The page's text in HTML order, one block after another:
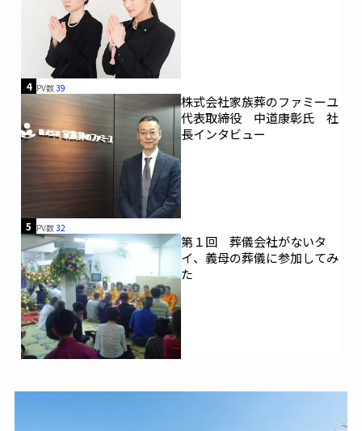
4 PV数39
株式会社家族葬のファミーユ
代表取締役 中道康彰氏 社
長インタビュー
5 PV数32
第１回 葬儀会社がないタ
イ、義母の葬儀に参加してみ
た